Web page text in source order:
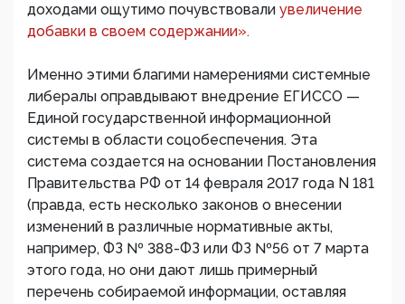
доходами ощутимо почувствовали увеличение
добавки в своем содержании».
Именно этими благими намерениями системные
либералы оправдывают внедрение ЕГИССО —
Единой государственной информационной
системы в области соцобеспечения. Эта
система создается на основании Постановления
Правительства РФ от 14 февраля 2017 года N 181
(правда, есть несколько законов о внесении
изменений в различные нормативные акты,
например, ФЗ № 388-ФЗ или ФЗ №56 от 7 марта
этого года, но они дают лишь примерный
перечень собираемой информации, оставляя